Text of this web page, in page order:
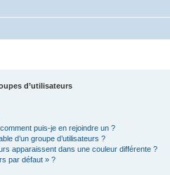
d’utilisateurs
puis-je en rejoindre un ?
d’un groupe d’utilisateurs ?
apparaissent dans une couleur différente ?
par défaut » ?